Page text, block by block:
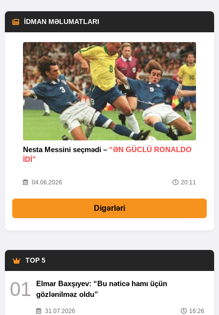
İDMAN MƏLUMATLARI
Nesta Messini seçmədi – “ƏN GÜCLÜ RONALDO
IDI”
04.06.2026 20:11
Digərləri
TOP 5
01
Elmar Baxşıyev: “Bu nəticə hamı üçün
gözlənilməz oldu”
31.07.2026 16:26